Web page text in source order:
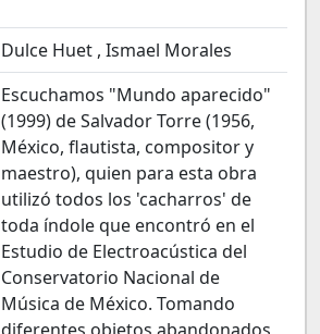
Dulce Huet , Ismael Morales
Escuchamos "Mundo aparecido"
(1999) de Salvador Torre (1956,
México, flautista, compositor y
maestro), quien para esta obra
utilizó todos los 'cacharros' de
toda índole que encontró en el
Estudio de Electroacústica del
Conservatorio Nacional de
Música de México. Tomando